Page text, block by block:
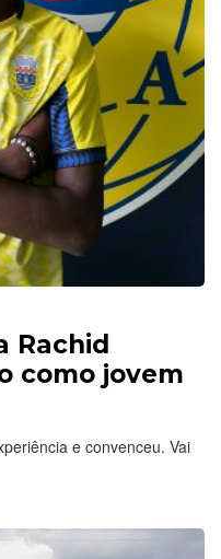
Rachid
como jovem
e convenceu. Vai